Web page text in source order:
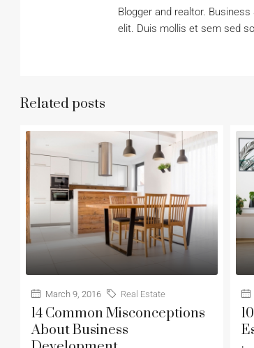
Blogger and realtor.
elit. Duis mollis et sem sed
Related posts
March 9, 2016 Real Estate
14 Common Misconceptions
About Business